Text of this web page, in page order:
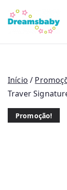
para
conteúdo
Início /
Traver
Promoção!